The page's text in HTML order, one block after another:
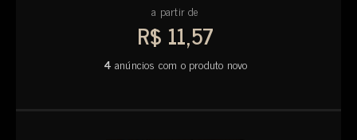
a partir de
R$ 11,57
4 anúncios com o produto novo